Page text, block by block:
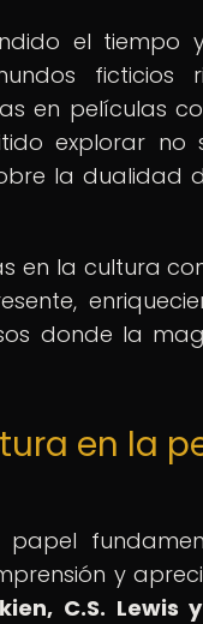
el tiempo
ficticios
en películas
explorar
la dualidad
en la cultura
donde la
en la
y
C.S. Lewis